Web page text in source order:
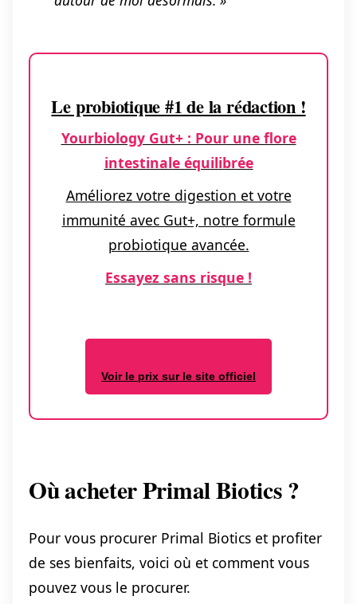
Le probiotique #1 de la rédaction !
Yourbiology Gut+ : Pour une flore
intestinale équilibrée
Améliorez votre digestion et votre
immunité avec Gut+, notre formule
probiotique avancée.
Essayez sans risque !
Voir le prix sur le site officiel
Où acheter Primal Biotics ?
Pour vous procurer Primal Biotics et profiter
de ses bienfaits, voici où et comment vous
pouvez vous le procurer.